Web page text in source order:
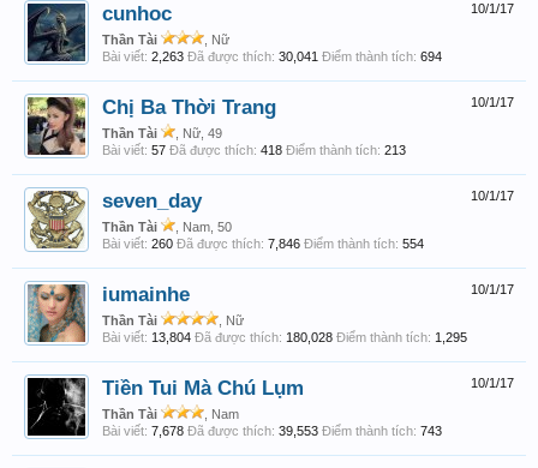
10/1/17
cunhoc
Thần Tài
, Nữ
Bài viết: 2,263 Đã được thích: 30,041 Điểm thành tích: 694
10/1/17
Chị Ba Thời Trang
Thần Tài
, Nữ, 49
Bài viết: 57 Đã được thích: 418 Điểm thành tích: 213
10/1/17
seven_day
Thần Tài
, Nam, 50
Bài viết: 260 Đã được thích: 7,846 Điểm thành tích: 554
10/1/17
iumainhe
Thần Tài
, Nữ
Bài viết: 13,804 Đã được thích: 180,028 Điểm thành tích: 1,295
10/1/17
Tiền Tui Mà Chú Lụm
Thần Tài
, Nam
Bài viết: 7,678 Đã được thích: 39,553 Điểm thành tích: 743